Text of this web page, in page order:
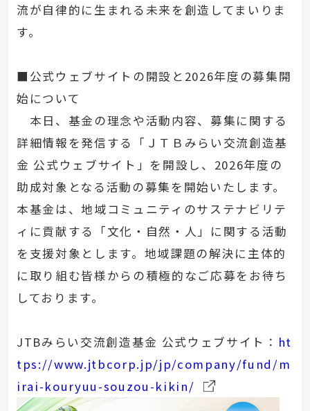
流が自律的に生まれる未来を創造してまいりま
す。
■公式ウェブサイトの開設と2026年度の募集開
始について
本日、基金の理念や活動内容、募集に関する
詳細情報を発信する「ＪＴＢみらい交流創造基
金 公式ウェブサイト」を開設し、2026年度の
助成対象となる活動の募集を開始いたします。
本基金は、地域コミュニティのサステナビリテ
ィに貢献する「文化・自然・人」に関する活動
を支援対象とします。地域課題の解決に主体的
に取り組む皆様からの積極的なご応募をお待ち
しております。
JTBみらい交流創造基金 公式ウェブサイト： ht
tps://www.jtbcorp.jp/jp/company/fund/m
irai-kouryuu-souzou-kikin/